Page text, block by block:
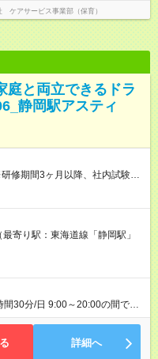
ケアサービス事業部（保育）
庭と両立できるドラ
静岡駅アスティ
修期間3ヶ月以降、社内試験に
後、時給＋50～100円の昇給あ
は本採用時と同じです。
寄り駅：東海道線「静岡駅」
間30分/日 9:00～20:00の間で1
務 ※勤務曜日応相談 ☆未経
詳細へ